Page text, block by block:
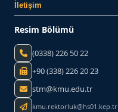
İletişim
Resim Bölümü
(0338) 226 50 22
+90 (338) 226 20 23
stm@kmu.edu.tr
kmu.rektorluk@hs01.kep.tr